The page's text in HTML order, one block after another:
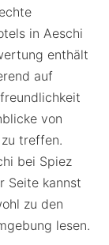
in Aeschi
enthält
auf
von
treffen.
bei Spiez
Seite kannst
zu den
lesen.